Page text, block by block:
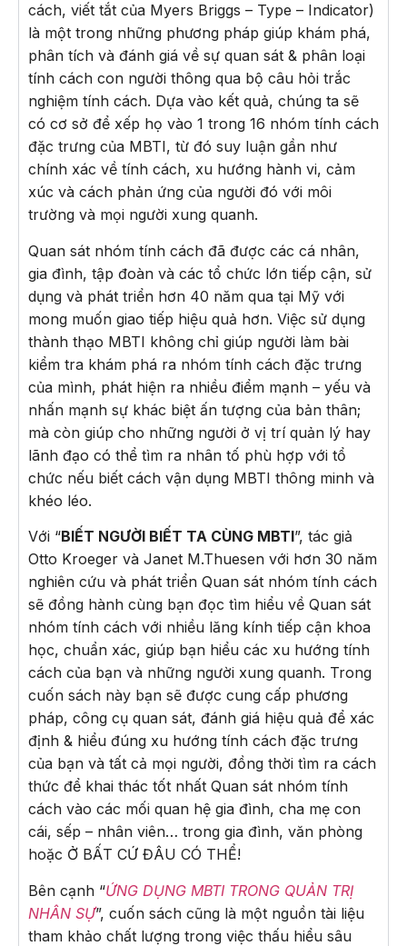
cách, viết tắt của Myers Briggs – Type – Indicator)
là một trong những phương pháp giúp khám phá,
phân tích và đánh giá về sự quan sát & phân loại
tính cách con người thông qua bộ câu hỏi trắc
nghiệm tính cách. Dựa vào kết quả, chúng ta sẽ
có cơ sở để xếp họ vào 1 trong 16 nhóm tính cách
đặc trưng của MBTI, từ đó suy luận gần như
chính xác về tính cách, xu hướng hành vi, cảm
xúc và cách phản ứng của người đó với môi
trường và mọi người xung quanh.
Quan sát nhóm tính cách đã được các cá nhân,
gia đình, tập đoàn và các tổ chức lớn tiếp cận, sử
dụng và phát triển hơn 40 năm qua tại Mỹ với
mong muốn giao tiếp hiệu quả hơn. Việc sử dụng
thành thạo MBTI không chỉ giúp người làm bài
kiểm tra khám phá ra nhóm tính cách đặc trưng
của mình, phát hiện ra nhiều điểm mạnh – yếu và
nhấn mạnh sự khác biệt ấn tượng của bản thân;
mà còn giúp cho những người ở vị trí quản lý hay
lãnh đạo có thể tìm ra nhân tố phù hợp với tổ
chức nếu biết cách vận dụng MBTI thông minh và
khéo léo.
Với “BIẾT NGƯỜI BIẾT TA CÙNG MBTI”, tác giả
Otto Kroeger và Janet M.Thuesen với hơn 30 năm
nghiên cứu và phát triển Quan sát nhóm tính cách
sẽ đồng hành cùng bạn đọc tìm hiểu về Quan sát
nhóm tính cách với nhiều lăng kính tiếp cận khoa
học, chuẩn xác, giúp bạn hiểu các xu hướng tính
cách của bạn và những người xung quanh. Trong
cuốn sách này bạn sẽ được cung cấp phương
pháp, công cụ quan sát, đánh giá hiệu quả để xác
định & hiểu đúng xu hướng tính cách đặc trưng
của bạn và tất cả mọi người, đồng thời tìm ra cách
thức để khai thác tốt nhất Quan sát nhóm tính
cách vào các mối quan hệ gia đình, cha mẹ con
cái, sếp – nhân viên… trong gia đình, văn phòng
hoặc Ở BẤT CỨ ĐÂU CÓ THỂ!
Bên cạnh “ỨNG DỤNG MBTI TRONG QUẢN TRỊ
NHÂN SỰ”, cuốn sách cũng là một nguồn tài liệu
tham khảo chất lượng trong việc thấu hiểu sâu